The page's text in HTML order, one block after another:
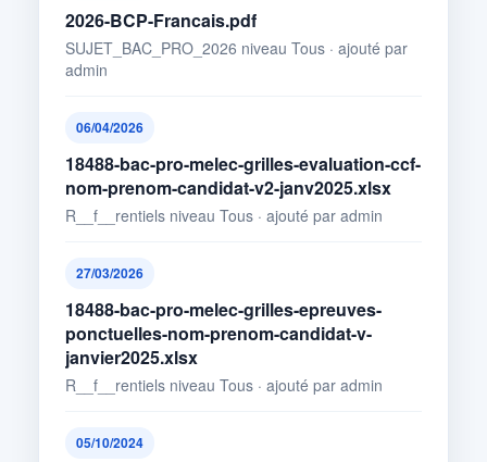
2026-BCP-Francais.pdf
SUJET_BAC_PRO_2026 niveau Tous · ajouté par
admin
06/04/2026
18488-bac-pro-melec-grilles-evaluation-ccf-
nom-prenom-candidat-v2-janv2025.xlsx
R__f__rentiels niveau Tous · ajouté par admin
27/03/2026
18488-bac-pro-melec-grilles-epreuves-
ponctuelles-nom-prenom-candidat-v-
janvier2025.xlsx
R__f__rentiels niveau Tous · ajouté par admin
05/10/2024